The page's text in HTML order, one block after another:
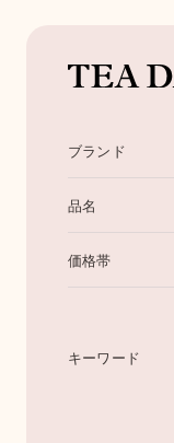
ブランド
品名
価格帯
キーワード